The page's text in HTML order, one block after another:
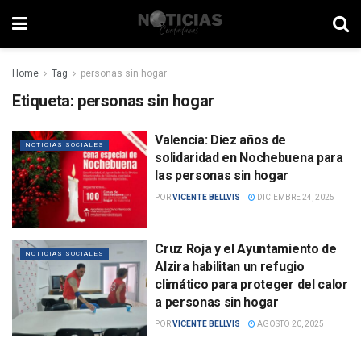
Home Tag personas sin hogar
Etiqueta: personas sin hogar
NOTICIAS SOCIALES
Valencia: Diez años de
solidaridad en Nochebuena para
las personas sin hogar
PORVICENTE BELLVIS DICIEMBRE 24, 2025
NOTICIAS SOCIALES
Cruz Roja y el Ayuntamiento de
Alzira habilitan un refugio
climático para proteger del calor
a personas sin hogar
PORVICENTE BELLVIS AGOSTO 20, 2025